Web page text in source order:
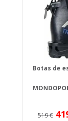
Botas de
519 €